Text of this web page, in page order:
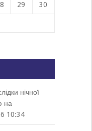
29 30
нічної
на
10:34